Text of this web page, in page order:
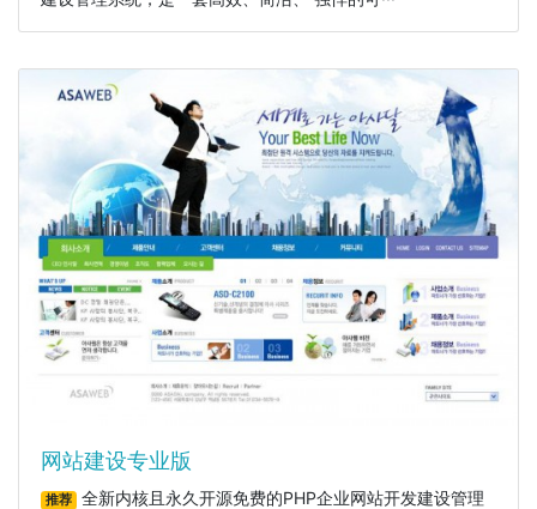
网站建设专业版
推荐 全新内核且永久开源免费的PHP企业网站开发建设管理